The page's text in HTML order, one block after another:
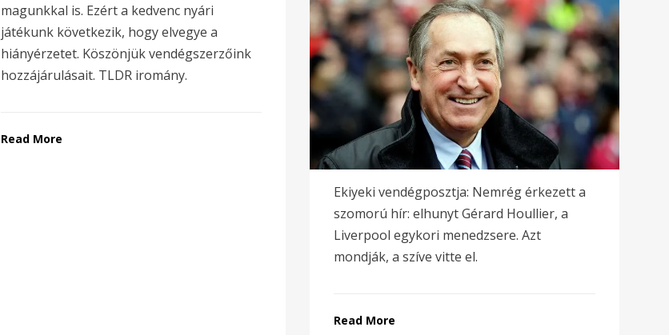
magunkkal is. Ezért a kedvenc nyári
játékunk következik, hogy elvegye a
hiányérzetet. Köszönjük vendégszerzőink
hozzájárulásait. TLDR iromány.
Read More
Ekiyeki vendégposztja: Nemrég érkezett a
szomorú hír: elhunyt Gérard Houllier, a
Liverpool egykori menedzsere. Azt
mondják, a szíve vitte el.
Read More